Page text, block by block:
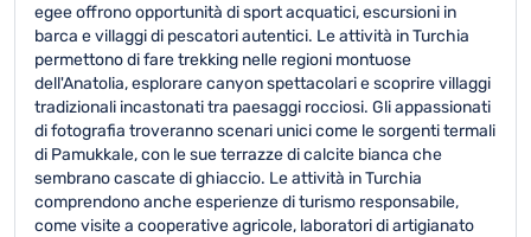
egee offrono opportunità di sport acquatici, escursioni in
barca e villaggi di pescatori autentici. Le attività in Turchia
permettono di fare trekking nelle regioni montuose
dell'Anatolia, esplorare canyon spettacolari e scoprire villaggi
tradizionali incastonati tra paesaggi rocciosi. Gli appassionati
di fotografia troveranno scenari unici come le sorgenti termali
di Pamukkale, con le sue terrazze di calcite bianca che
sembrano cascate di ghiaccio. Le attività in Turchia
comprendono anche esperienze di turismo responsabile,
come visite a cooperative agricole, laboratori di artigianato